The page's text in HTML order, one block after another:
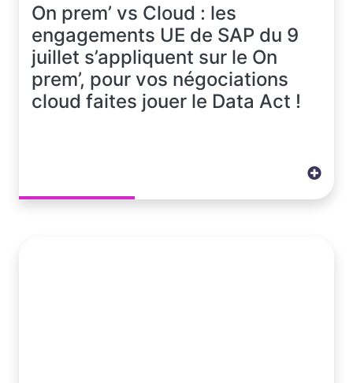
On prem’ vs Cloud : les
engagements UE de SAP du 9
juillet s’appliquent sur le On
prem’, pour vos négociations
cloud faites jouer le Data Act !